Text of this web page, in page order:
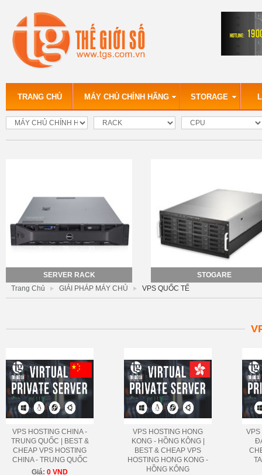
TRANG CHỦ MÁY CHỦ CHÍNH HÃNG STORAGE
SERVER RACK
STOGARE
Trang Chủ
GIẢI PHÁP MÁY CHỦ VPS QUỐC TẾ
VPS HOSTING CHINA -
TRUNG QUỐC | BEST &
CHEAP VPS HOSTING
CHINA - TRUNG QUỐC
Giá: 0 VND
VPS HOSTING HONG
KONG - HỒNG KÔNG |
BEST & CHEAP VPS
HOSTING HONG KONG -
HỒNG KÔNG
VPS